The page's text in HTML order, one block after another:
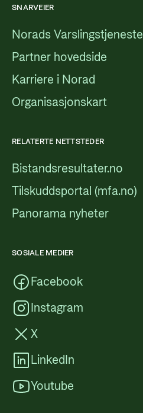
SNARVEIER
Norads Varslingstjeneste
Partner hovedside
Karriere i Norad
Organisasjonskart
RELATERTE NETTSTEDER
Bistandsresultater.no
Tilskuddsportal (mfa.no)
Panorama nyheter
SOSIALE MEDIER
Facebook
Instagram
X
LinkedIn
Youtube